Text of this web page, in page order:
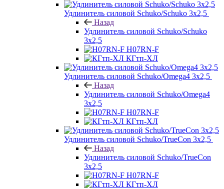
Удлинитель силовой Schuko/Schuko 3х2,5
Назад
Удлинитель силовой Schuko/Schuko
3х2,5
H07RN-F
КГтп-ХЛ
Удлинитель силовой Schuko/Omega4 3х2,5
Назад
Удлинитель силовой Schuko/Omega4
3х2,5
H07RN-F
КГтп-ХЛ
Удлинитель силовой Schuko/TrueCon 3х2,5
Назад
Удлинитель силовой Schuko/TrueCon
3х2,5
H07RN-F
КГтп-ХЛ